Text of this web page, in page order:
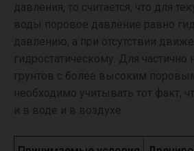
давления, то считается, что для
воды поровое давление равно
давлению, а при отсутствии
гидростатическому. Для
грунтов с более высоким
необходимо учитывать тот факт,
и в воде и в воздухе.